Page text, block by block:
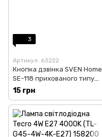
3
Артикул: 63222
Кнопка дзвінка SVEN Home
SE-118 прихованого типу
слонова кістка
15 грн